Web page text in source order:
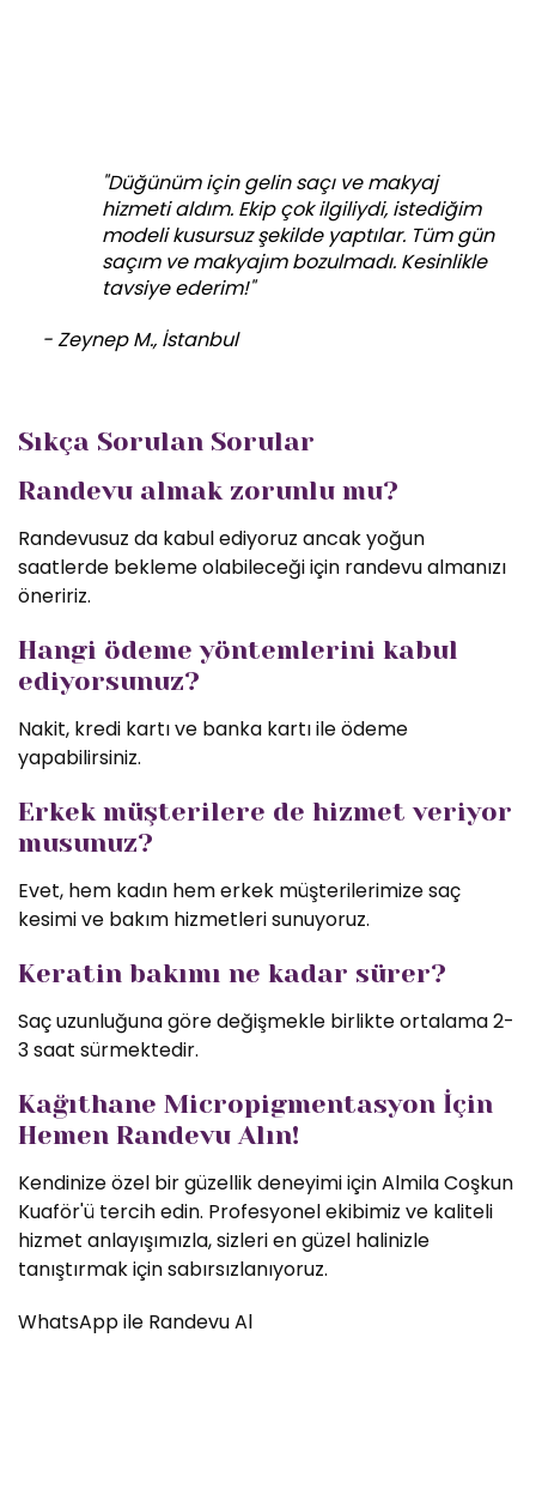
"Düğünüm için gelin saçı ve makyaj
hizmeti aldım. Ekip çok ilgiliydi, istediğim
modeli kusursuz şekilde yaptılar. Tüm gün
saçım ve makyajım bozulmadı. Kesinlikle
tavsiye ederim!"
- Zeynep M., İstanbul
Sıkça Sorulan Sorular
Randevu almak zorunlu mu?
Randevusuz da kabul ediyoruz ancak yoğun
saatlerde bekleme olabileceği için randevu almanızı
öneririz.
Hangi ödeme yöntemlerini kabul
ediyorsunuz?
Nakit, kredi kartı ve banka kartı ile ödeme
yapabilirsiniz.
Erkek müşterilere de hizmet veriyor
musunuz?
Evet, hem kadın hem erkek müşterilerimize saç
kesimi ve bakım hizmetleri sunuyoruz.
Keratin bakımı ne kadar sürer?
Saç uzunluğuna göre değişmekle birlikte ortalama 2-
3 saat sürmektedir.
Kağıthane Micropigmentasyon İçin
Hemen Randevu Alın!
Kendinize özel bir güzellik deneyimi için Almila Coşkun
Kuaför'ü tercih edin. Profesyonel ekibimiz ve kaliteli
hizmet anlayışımızla, sizleri en güzel halinizle
tanıştırmak için sabırsızlanıyoruz.
WhatsApp ile Randevu Al